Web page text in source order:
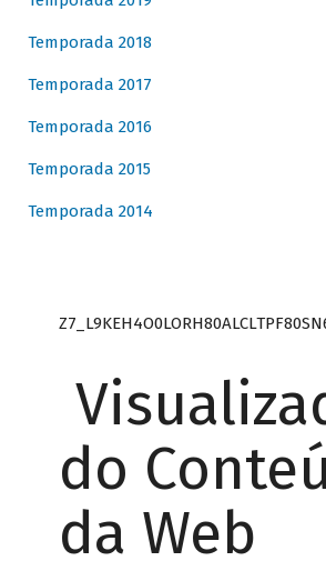
Temporada 2018
Temporada 2017
Temporada 2016
Temporada 2015
Temporada 2014
do
da Web